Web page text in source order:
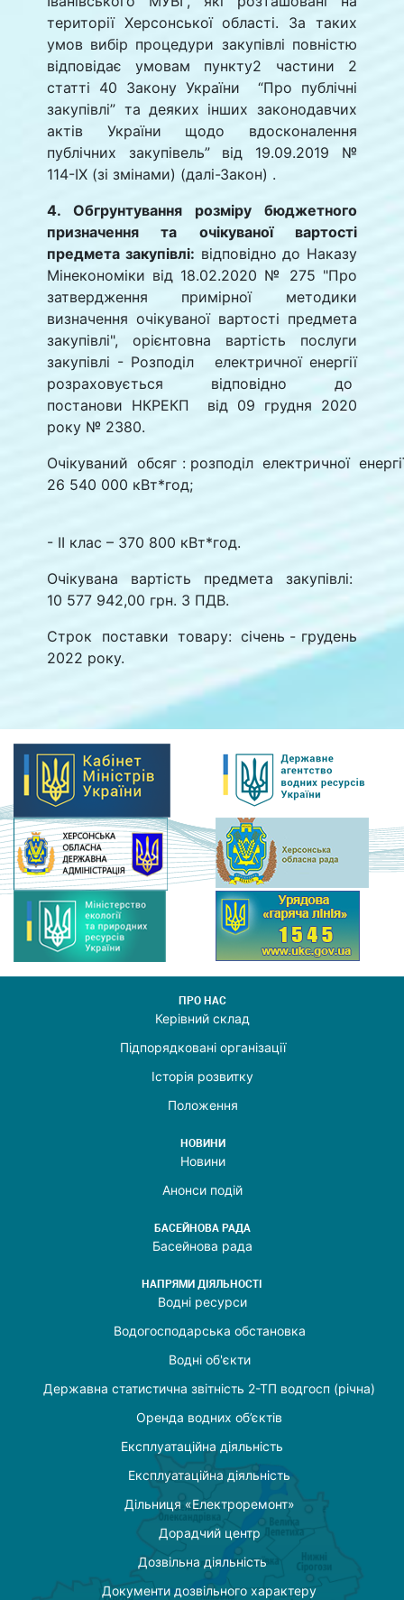
території Херсонської області. За таких
умов вибір процедури закупівлі повністю
відповідає умовам пункту2 частини 2
статті 40 Закону України “Про публічні
закупівлі” та деяких інших законодавчих
актів України щодо вдосконалення
публічних закупівель” від 19.09.2019 №
114-ІХ (зі змінами) (далі-Закон) .
4. Обгрунтування розміру бюджетного
призначення та очікуваної вартості
предмета закупівлі: відповідно до Наказу
Мінекономіки від 18.02.2020 № 275 "Про
затвердження примірної методики
визначення очікуваної вартості предмета
закупівлі", орієнтовна вартість послуги
закупівлі - Розподіл електричної енергії
розраховується відповідно до
постанови НКРЕКП від 09 грудня 2020
року № 2380.
Очікуваний обсяг : розподіл електричної
26 540 000 кВт*год;
- ІІ клас – 370 800 кВт*год.
Очікувана вартість предмета закупівлі:
10 577 942,00 грн. З ПДВ.
Строк поставки товару: січень - грудень
2022 року.
ПРО НАС
Керівний склад
Підпорядковані організації
Історія розвитку
Положення
НОВИНИ
Новини
Анонси подій
БАСЕЙНОВА РАДА
Басейнова рада
НАПРЯМИ ДІЯЛЬНОСТІ
Водні ресурси
Водогосподарська обстановка
Водні об'єкти
Державна статистична звітність 2-ТП водгосп (річна)
Оренда водних об’єктів
Експлуатаційна діяльність
Експлуатаційна діяльність
Дільниця «Електроремонт»
Дорадчий центр
Дозвільна діяльність
Документи дозвільного характеру